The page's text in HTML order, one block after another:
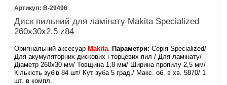
B-29496
Диск пильний для ламінату Makita Specialized
260х30х2,5 z84
Оригінальний аксесуар Makita. Параметри: Серія Specialized/
Для акумуляторних дискових і торцевих пил / Для ламінату/
Діаметр 260х30 мм/ Товщина 1,8 мм/ Ширина пропилу 2,5 мм/
Кількість зубів 84 шт/ Кут зуба 5 град./ Макс. об. в хв. 5870/ 1
шт. в компл.